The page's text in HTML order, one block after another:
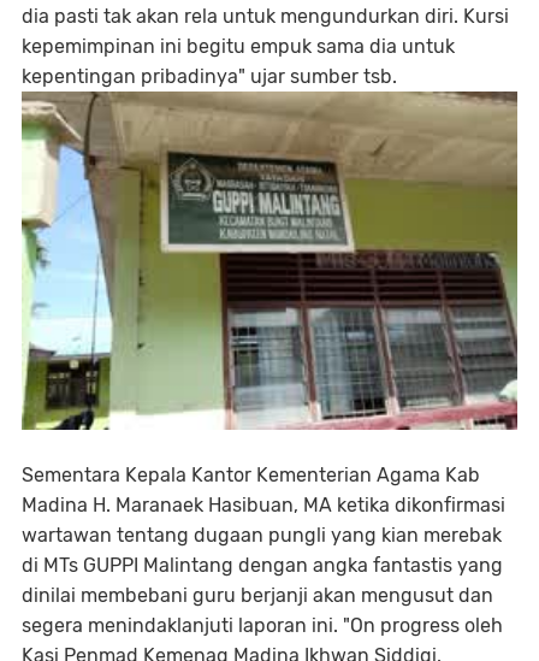
dia pasti tak akan rela untuk mengundurkan diri. Kursi
kepemimpinan ini begitu empuk sama dia untuk
kepentingan pribadinya" ujar sumber tsb.
Sementara Kepala Kantor Kementerian Agama Kab
Madina H. Maranaek Hasibuan, MA ketika dikonfirmasi
wartawan tentang dugaan pungli yang kian merebak
di MTs GUPPI Malintang dengan angka fantastis yang
dinilai membebani guru berjanji akan mengusut dan
segera menindaklanjuti laporan ini. "On progress oleh
Kasi Penmad Kemenag Madina Ikhwan Siddiqi.